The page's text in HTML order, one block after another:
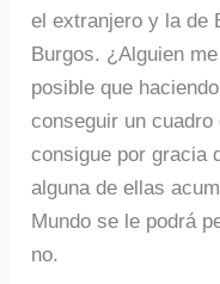
el extranjero y la de
Burgos. ¿Alguien
posible que
conseguir un
consigue por gracia
alguna de ellas
Mundo se le podrá
no.